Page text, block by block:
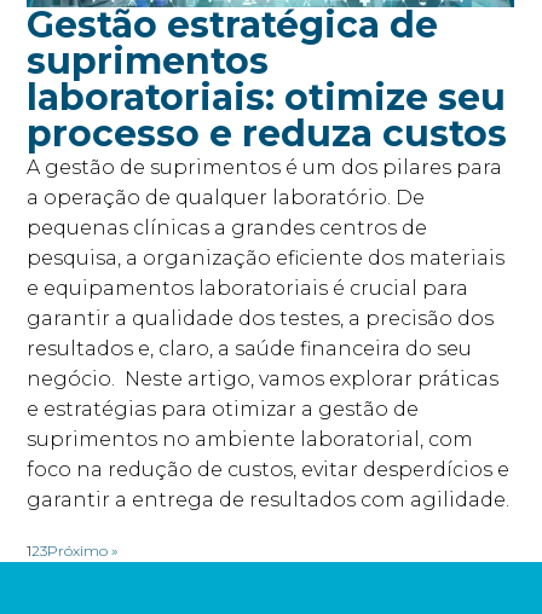
Gestão estratégica de
suprimentos
laboratoriais: otimize seu
processo e reduza custos
A gestão de suprimentos é um dos pilares para
a operação de qualquer laboratório. De
pequenas clínicas a grandes centros de
pesquisa, a organização eficiente dos materiais
e equipamentos laboratoriais é crucial para
garantir a qualidade dos testes, a precisão dos
resultados e, claro, a saúde financeira do seu
negócio. Neste artigo, vamos explorar práticas
e estratégias para otimizar a gestão de
suprimentos no ambiente laboratorial, com
foco na redução de custos, evitar desperdícios e
garantir a entrega de resultados com agilidade.
123Próximo »